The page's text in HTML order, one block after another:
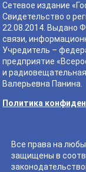
Сетевое издание
Свидетельство о
22.08.2014. Выдано
связи,
Учредитель –
предприятие
и
Валерьевна Панина.
Политика
Все права на
защищены в